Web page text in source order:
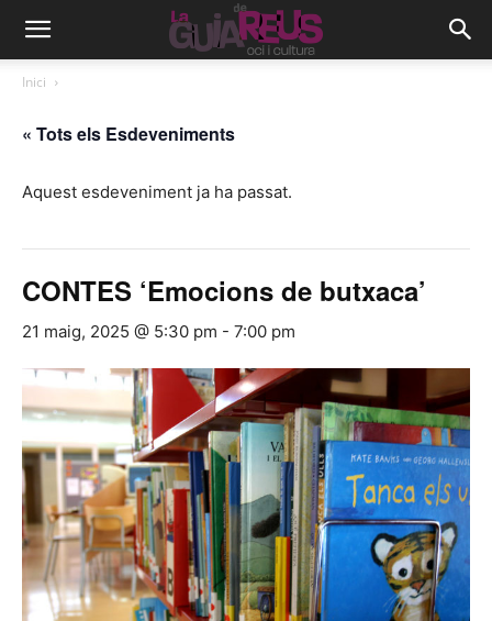
Inici
« Tots els Esdeveniments
Aquest esdeveniment ja ha passat.
CONTES ‘Emocions de butxaca’
21 maig, 2025 @ 5:30 pm - 7:00 pm